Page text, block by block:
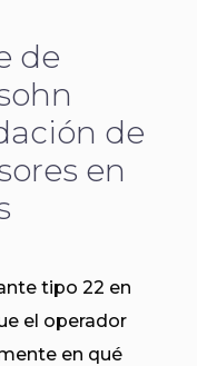
de
de
en
tipo 22 en
el operador
en qué